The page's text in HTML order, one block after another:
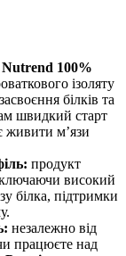
Nutrend 100%
ізоляту
білків та
швидкий старт
живити м’язи
продукт
високий
білка, підтримки
незалежно від
працюєте над